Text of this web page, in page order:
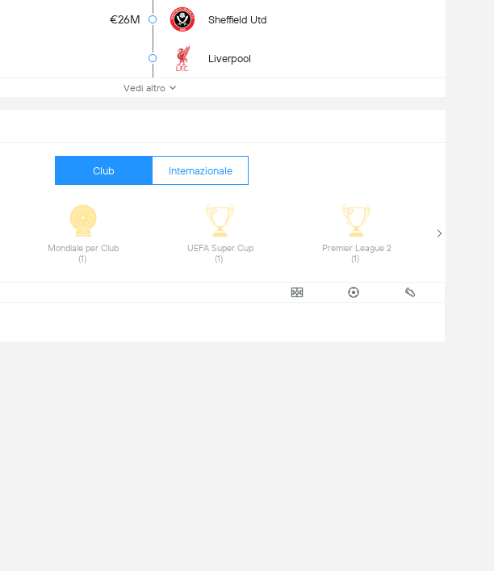
€26M Sheffield Utd
Liverpool
Vedi altro
Club Internazionale
Mondiale per Club
(1)
UEFA Super Cup
Premier League 2